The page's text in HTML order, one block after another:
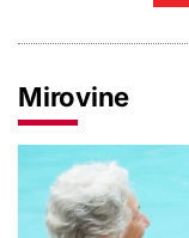
Mirovine